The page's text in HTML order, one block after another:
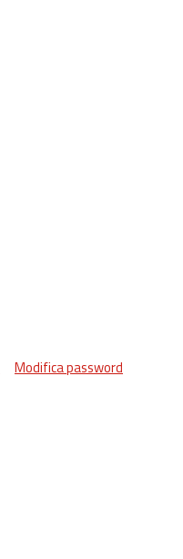
Modifica password